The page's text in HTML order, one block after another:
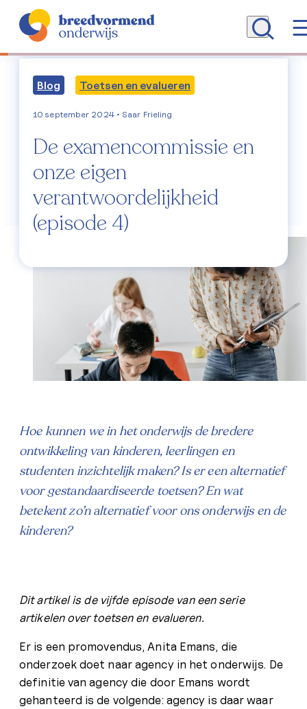
Breedvormend Onderwijs
Programma (WCD)
Begrippenlijst
Blog Toetsen en evalueren
10 september 2024• Saar Frieling
De examencommissie en
onze eigen
verantwoordelijkheid
(episode 4)
Hoe kunnen we in het onderwijs de bredere
ontwikkeling van kinderen, leerlingen en
studenten inzichtelijk maken? Is er een alternatief
voor gestandaardiseerde toetsen? En wat
betekent zo’n alternatief voor ons onderwijs en de
kinderen?
Dit artikel is de vijfde episode van een serie
artikelen over toetsen en evalueren.
Er is een promovendus, Anita Emans, die
onderzoek doet naar agency in het onderwijs. De
definitie van agency die door Emans wordt
gehanteerd is de volgende: agency is daar waar